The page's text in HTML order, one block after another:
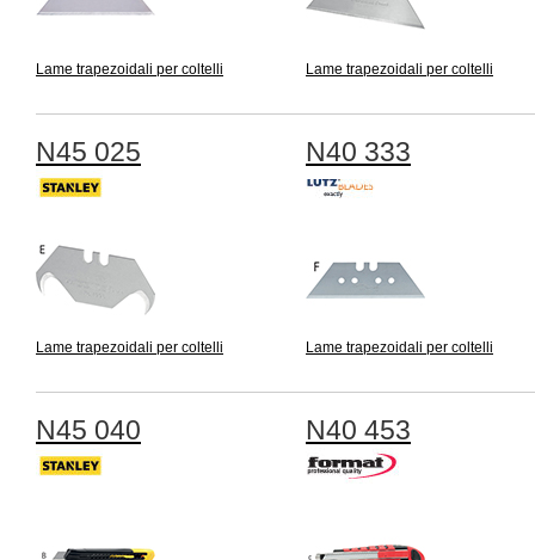
Lame trapezoidali per coltelli Lame trapezoidali per coltelli
N45 025
Lame trapezoidali per coltelli
N40 333
Lame trapezoidali per coltelli
N45 040 N40 453